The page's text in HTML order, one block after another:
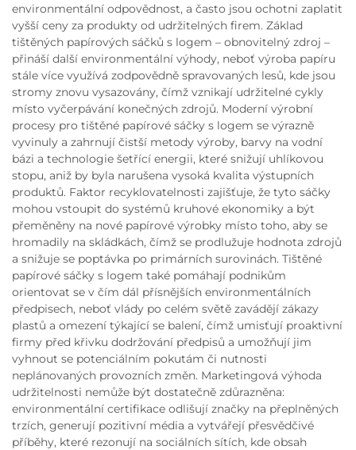
environmentální odpovědnost, a často jsou ochotni zaplatit
vyšší ceny za produkty od udržitelných firem. Základ
tištěných papírových sáčků s logem – obnovitelný zdroj –
přináší další environmentální výhody, neboť výroba papíru
stále více využívá zodpovědně spravovaných lesů, kde jsou
stromy znovu vysazovány, čímž vznikají udržitelné cykly
místo vyčerpávání konečných zdrojů. Moderní výrobní
procesy pro tištěné papírové sáčky s logem se výrazně
vyvinuly a zahrnují čistší metody výroby, barvy na vodní
bázi a technologie šetřící energii, které snižují uhlíkovou
stopu, aniž by byla narušena vysoká kvalita výstupních
produktů. Faktor recyklovatelnosti zajišťuje, že tyto sáčky
mohou vstoupit do systémů kruhové ekonomiky a být
přeměněny na nové papírové výrobky místo toho, aby se
hromadily na skládkách, čímž se prodlužuje hodnota zdrojů
a snižuje se poptávka po primárních surovinách. Tištěné
papírové sáčky s logem také pomáhají podnikům
orientovat se v čím dál přísnějších environmentálních
předpisech, neboť vlády po celém světě zavádějí zákazy
plastů a omezení týkající se balení, čímž umisťují proaktivní
firmy před křivku dodržování předpisů a umožňují jim
vyhnout se potenciálním pokutám či nutnosti
neplánovaných provozních změn. Marketingová výhoda
udržitelnosti nemůže být dostatečně zdůrazněna:
environmentální certifikace odlišují značky na přeplněných
trzích, generují pozitivní média a vytvářejí přesvědčivé
příběhy, které rezonují na sociálních sítích, kde obsah